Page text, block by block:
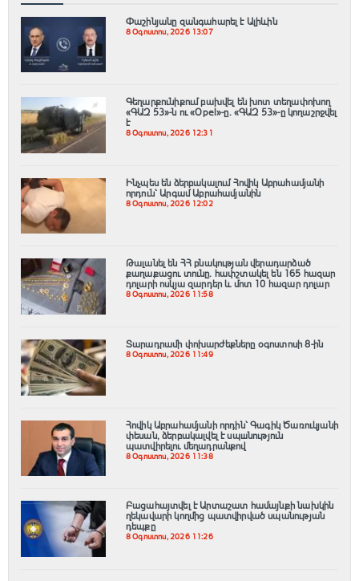
Փաշինյանը զանգահարել է Ալիևին
8 Օգոստոս, 2026 13:07
Գեղարքունիքում բախվել են խոտ տեղափոխող
«ԳԱԶ 53»-ն ու «Opel»-ը. «ԳԱԶ 53»-ը կողաշրջվել
է
8 Օգոստոս, 2026 12:31
Ինչպես են ձերբակալում Հովիկ Աբրահամյանի
որդուն՝ Արգամ Աբրահամյանին
8 Օգոստոս, 2026 12:02
Թալանել են ՀՀ բնակության վերադարձած
քաղաքացու տունը․ հափշտակել են 165 հազար
դոլարի ոսկյա զարդեր և մոտ 10 հազար դոլար
8 Օգոստոս, 2026 11:58
Տարադրամի փոխարժեքները օգոստոսի 8-ին
8 Օգոստոս, 2026 11:49
Հովիկ Աբրահամյանի որդին՝ Գագիկ Ծառուկյանի
փեսան, ձերբակալվել է սպшնություն
պատվիրելու մեղադրանքով
8 Օգոստոս, 2026 11:38
Բացահայտվել է Արտաշատ համայնքի նախկին
ղեկավարի կողմից պատվիրված սպանության
դեպքը
8 Օգոստոս, 2026 11:26